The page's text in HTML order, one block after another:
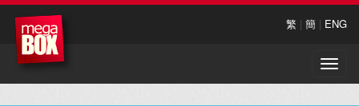
繁 | 簡 | ENG
Toggle